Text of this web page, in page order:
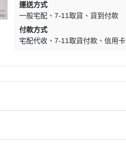
運送方式
一般宅配
7-11取貨
貨到付款
付款方式
宅配代收
7-11取貨付款 信用卡